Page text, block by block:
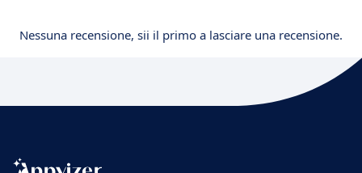
Nessuna recensione, sii il primo a lasciare una recensione.